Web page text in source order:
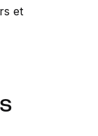
et